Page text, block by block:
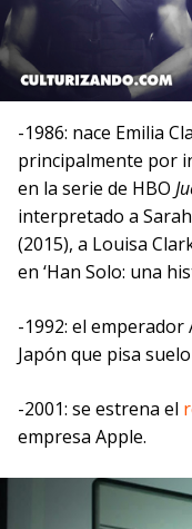
-1986: nace Emilia
principalmente por
en la serie de HBO
interpretado a
(2015), a Louisa
en ‘Han Solo: una
-1992: el
Japón que pisa
-2001: se estrena el
empresa Apple.